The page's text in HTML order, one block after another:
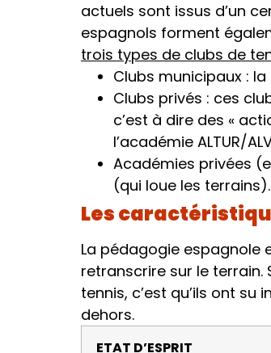
actuels sont issus d’un
espagnols forment
trois types de clubs de
Clubs municipaux :
Clubs privés : ces
c’est à dire des «
l’académie ALTUR/
Académies privées
(qui loue les terrains).
Les
La pédagogie espagnole
retranscrire sur le
tennis, c’est qu’ils ont
dehors.
ETAT D’ESPRIT